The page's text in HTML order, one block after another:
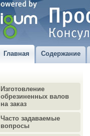
Главная Содержание
Изготовление
обрезиненных валов
на заказ
Часто задаваемые
вопросы